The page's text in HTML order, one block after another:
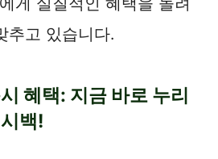
추고 있습니다.
혜택: 지금 바로 누리
백!